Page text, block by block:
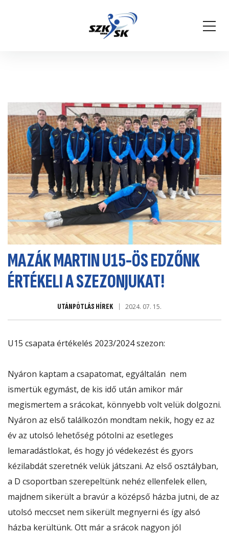
MAZÁK MARTIN U15-ÖS EDZŐNK
ÉRTÉKELI A SZEZONJUKAT!
UTÁNPÓTLÁS HÍREK 2024. 07. 15.
U15 csapata értékelés 2023/2024 szezon:
Nyáron kaptam a csapatomat, egyáltalán nem
ismertük egymást, de kis idő után amikor már
megismertem a srácokat, könnyebb volt velük dolgozni.
Nyáron az első találkozón mondtam nekik, hogy ez az
év az utolsó lehetőség pótolni az esetleges
lemaradástlokat, és hogy jó védekezést és gyors
kézilabdát szeretnék velük játszani. Az első osztályban,
a D csoportban szerepeltünk nehéz ellenfelek ellen,
majdnem sikerült a bravúr a középső házba jutni, de az
utolsó meccset nem sikerült megnyerni és így alsó
házba kerültünk. Ott már a srácok nagyon jól